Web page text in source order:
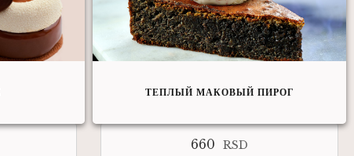
ТЕПЛЫЙ МАКОВЫЙ ПИРОГ
660 RSD